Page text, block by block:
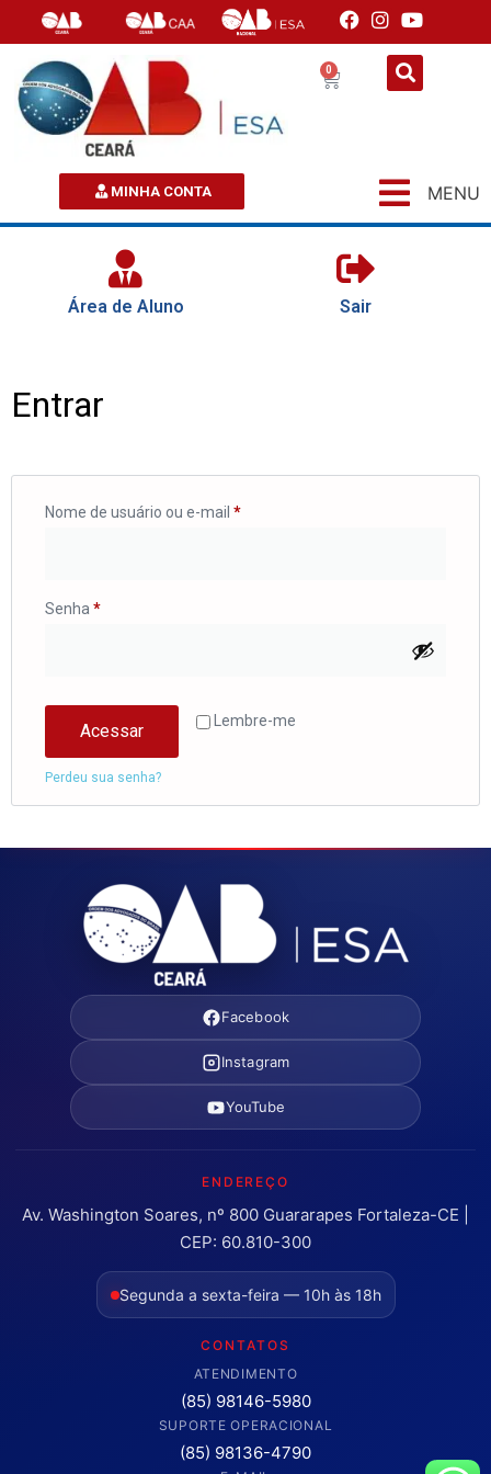
0
MINHA CONTA MENU
Área de Aluno Sair
Entrar
Nome de usuário ou e-mail *
Senha *
Lembre-me
Acessar
Perdeu sua senha?
Facebook
Instagram
YouTube
ENDEREÇO
Av. Washington Soares, nº 800 Guararapes Fortaleza-CE |
CEP: 60.810-300
Segunda a sexta-feira — 10h às 18h
CONTATOS
ATENDIMENTO
(85) 98146-5980
SUPORTE OPERACIONAL
(85) 98136-4790